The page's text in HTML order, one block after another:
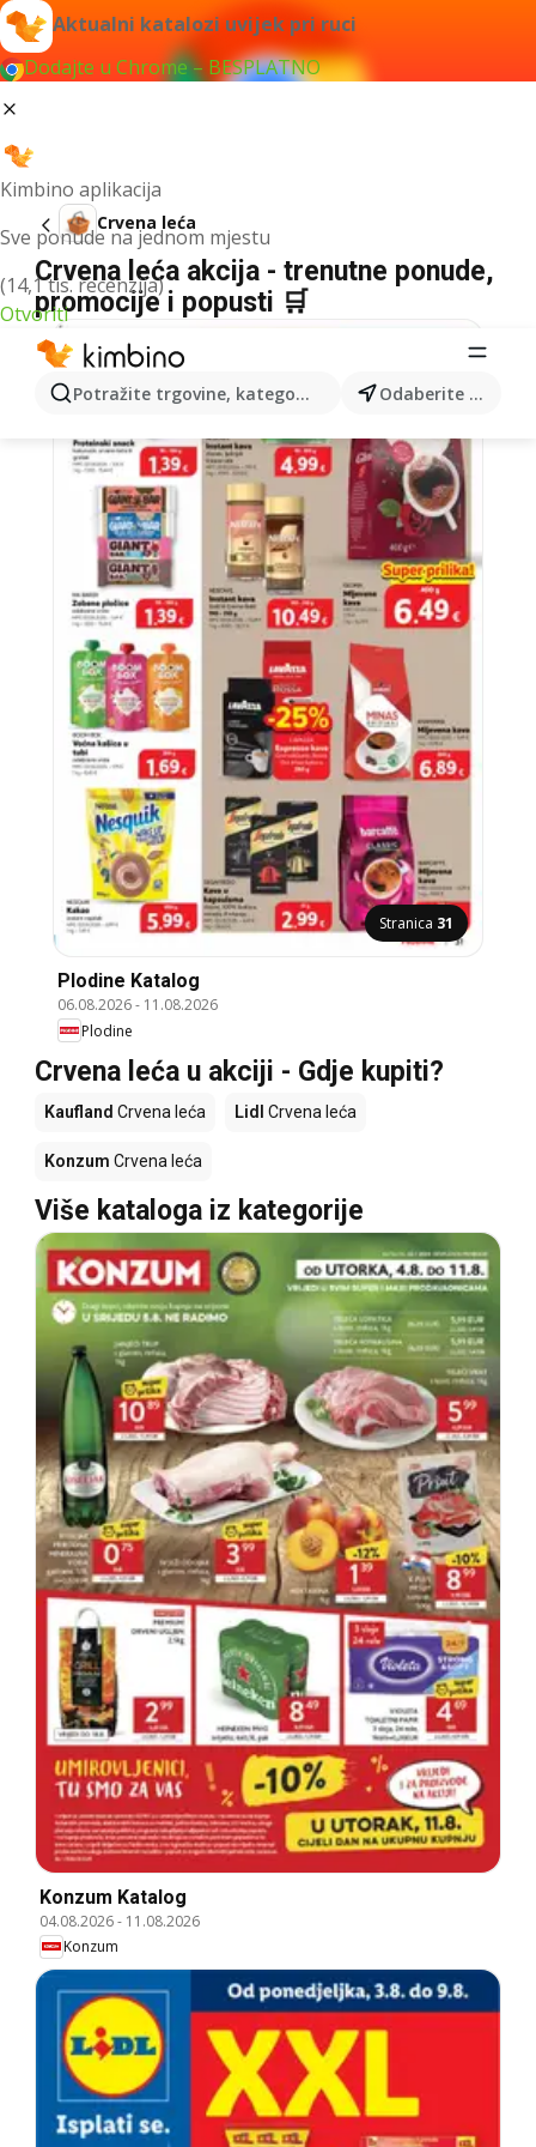
Aktualni katalozi uvijek pri ruci
Dodajte u Chrome – BESPLATNO
Kimbino aplikacija
Sve ponude na jednom mjestu
(14,1 tis. recenzija)
Otvoriti
Potražite trgovine, kategorije, proizvode... Odaberite grad
Crvena leća
Crvena leća akcija - trenutne ponude,
promocije i popusti 🛒
Stranica 31
Plodine Katalog
06.08.2026- 11.08.2026
Plodine
Crvena leća u akciji - Gdje kupiti?
Kaufland Crvena leća Lidl Crvena leća
Konzum Crvena leća
Više kataloga iz kategorije
Konzum Katalog
04.08.2026- 11.08.2026
Konzum